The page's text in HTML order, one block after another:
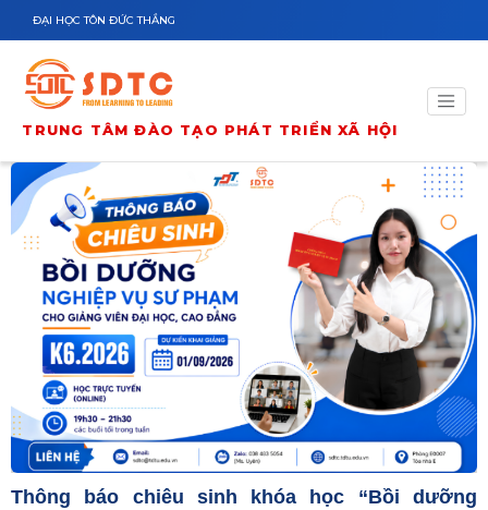
Nhảy đến nội dung
ĐẠI HỌC TÔN ĐỨC THẮNG
TRUNG TÂM ĐÀO TẠO PHÁT TRIỂN XÃ HỘI
Thông báo chiêu sinh khóa học “Bồi dưỡng